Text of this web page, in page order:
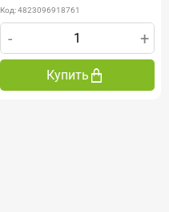
Код: 4823096918761
- +
Купить